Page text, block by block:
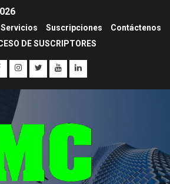
Servicios Suscripciones
Contáctenos
DE SUSCRIPTORES